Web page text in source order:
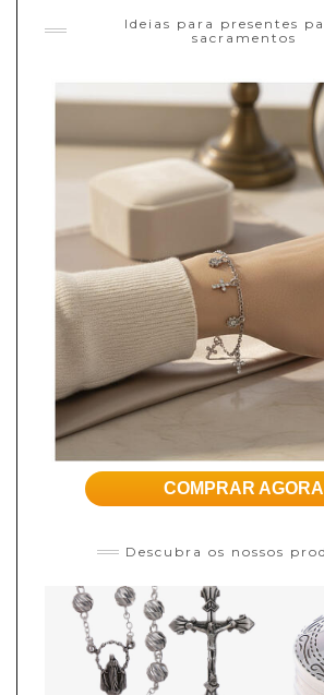
Ideias para presentes
sacramentos
COMPRAR AGORA
Descubra os nossos